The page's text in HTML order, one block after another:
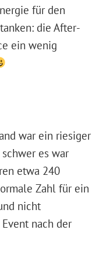
für den
die After-
ein wenig
war ein riesiger
es war
etwa 240
Zahl für ein
nicht
nach der